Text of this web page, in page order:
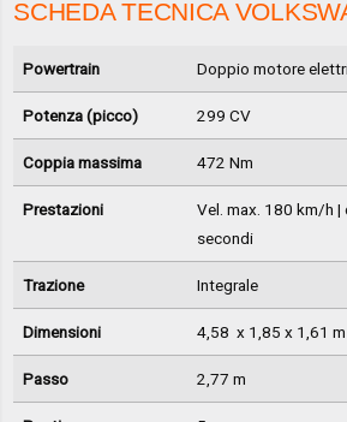
SCHEDA TECNICA
Powertrain Doppio motore
Potenza (picco) 299 CV
Coppia massima 472 Nm
Prestazioni
Vel. max. 180 km/h |
secondi
Trazione Integrale
Dimensioni 4,58 x 1,85 x 1,61 m
Passo 2,77 m